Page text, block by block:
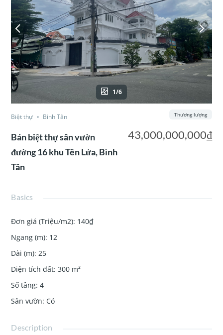
1/6
Biệt thự Bình Tân
Bán biệt thự sân vườn
đường 16 khu Tên Lửa, Bình
Tân
43,000,000,000₫
Thương lượng
Basics
Đơn giá (Triệu/m2): 140₫
Ngang (m): 12
Dài (m): 25
Diện tích đất: 300 m²
Số tầng: 4
Sân vườn: Có
Description